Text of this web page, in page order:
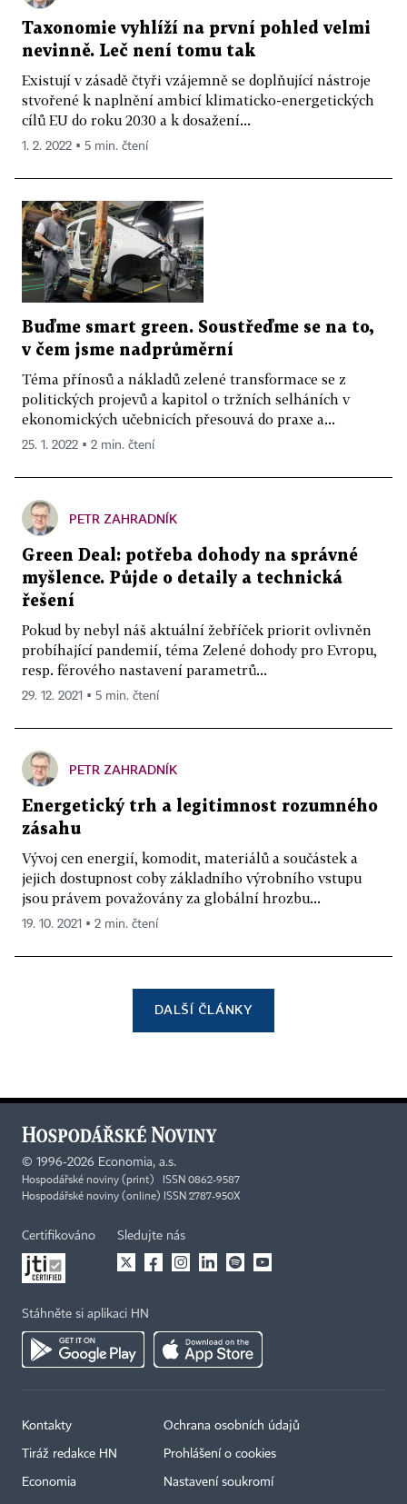
Taxonomie vyhlíží na první pohled velmi
nevinně. Leč není tomu tak
Existují v zásadě čtyři vzájemně se doplňující nástroje
stvořené k naplnění ambicí klimaticko-energetických
cílů EU do roku 2030 a k dosažení...
1. 2. 2022 ▪ 5 min. čtení
Buďme smart green. Soustřeďme se na to,
v čem jsme nadprůměrní
Téma přínosů a nákladů zelené transformace se z
politických projevů a kapitol o tržních selháních v
ekonomických učebnicích přesouvá do praxe a...
25. 1. 2022 ▪ 2 min. čtení
PETR ZAHRADNÍK
Green Deal: potřeba dohody na správné
myšlence. Půjde o detaily a technická
řešení
Pokud by nebyl náš aktuální žebříček priorit ovlivněn
probíhající pandemií, téma Zelené dohody pro Evropu,
resp. férového nastavení parametrů...
29. 12. 2021 ▪ 5 min. čtení
PETR ZAHRADNÍK
Energetický trh a legitimnost rozumného
zásahu
Vývoj cen energií, komodit, materiálů a součástek a
jejich dostupnost coby základního výrobního vstupu
jsou právem považovány za globální hrozbu...
19. 10. 2021 ▪ 2 min. čtení
DALŠÍ ČLÁNKY
© 1996-2026 Economia, a.s.
Hospodářské noviny (print) ISSN 0862-9587
Hospodářské noviny (online) ISSN 2787-950X
Certifikováno Sledujte nás
Stáhněte si aplikaci HN
Kontakty
Tiráž redakce HN
Economia
Ochrana osobních údajů
Prohlášení o cookies
Nastavení soukromí